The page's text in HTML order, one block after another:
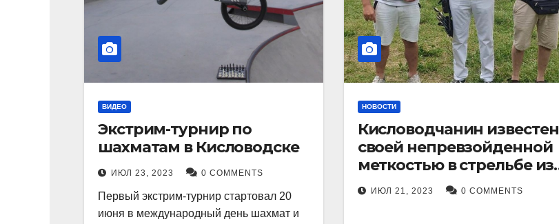
ВИДЕО
Экстрим-турнир по
шахматам в Кисловодске
ИЮЛ 23, 2023 0 COMMENTS
Первый экстрим-турнир стартовал 20
июня в международный день шахмат и
НОВОСТИ
Кисловодчанин известен
своей непревзойденной
меткостью в стрельбе из
лука, и его успехи
прославили его в
ИЮЛ 21, 2023 0 COMMENTS